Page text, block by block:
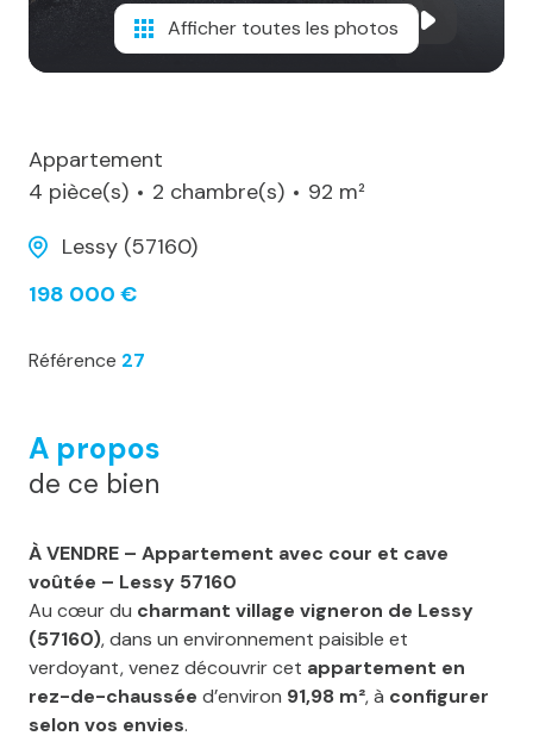
Afficher toutes les photos
Appartement
4 pièce(s)
2 chambre(s)
92 m²
Lessy (57160)
198 000 €
Référence 27
A propos
de ce bien
À VENDRE – Appartement avec cour et cave
voûtée – Lessy 57160
Au cœur du charmant village vigneron de Lessy
(57160), dans un environnement paisible et
verdoyant, venez découvrir cet appartement en
rez-de-chaussée d’environ 91,98 m², à configurer
selon vos envies.